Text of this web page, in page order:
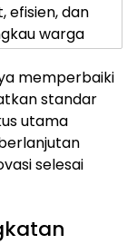
efisien, dan
warga
memperbaiki
standar
utama
selesai